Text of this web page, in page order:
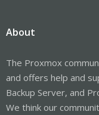
About
The Proxmox
and offers help and
Backup Server, and
We think our